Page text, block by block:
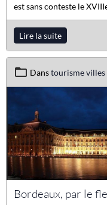
est sans conteste le
Lire la suite
Danstourisme villes
Bordeaux, par le